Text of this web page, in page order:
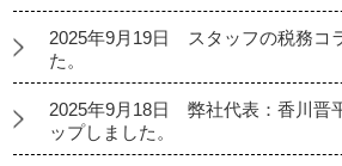
2025年9月19日 スタッフの税務コ
た。
2025年9月18日 弊社代表：香川晋
ップしました。